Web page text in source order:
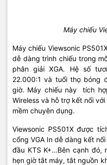
Máy chiếu
Máy chiếu Viewsonic
dễ dàng trình chiếu trong
phân giải XGA. Hệ số
22.000:1 và tuổi thọ bóng
giờ. Máy chiếu này tích
Wireless và hỗ trợ kết nối
mềm chuyên dụng.
Viewsonic PS501X được
cổng VGA In dễ dàng kết
đầu KTS K+…Bên cạnh đó,
hẹn giờ tắt máy, tắt nguồn